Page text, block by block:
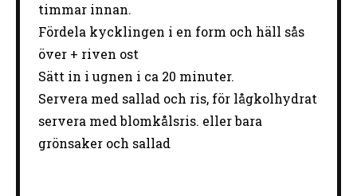
timmar innan.
Fördela kycklingen i en form och häll sås
över + riven ost
Sätt in i ugnen i ca 20 minuter.
Servera med sallad och ris, för lågkolhydrat
servera med blomkålsris. eller bara
grönsaker och sallad